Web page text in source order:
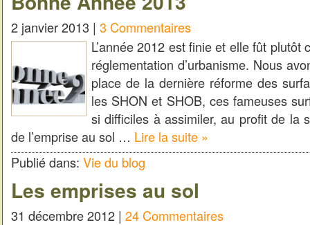
2 janvier 2013 | 3 Commentaires
L’année 2012 est finie et elle fût plutôt
réglementation d’urbanisme. Nous
place de la dernière réforme des
les SHON et SHOB, ces fameuses
si difficiles à assimiler, au profit de la
de l’emprise au sol … Lire la suite »
Publié dans: Vie du blog
Les emprises au sol
31 décembre 2012 | 24 Commentaires